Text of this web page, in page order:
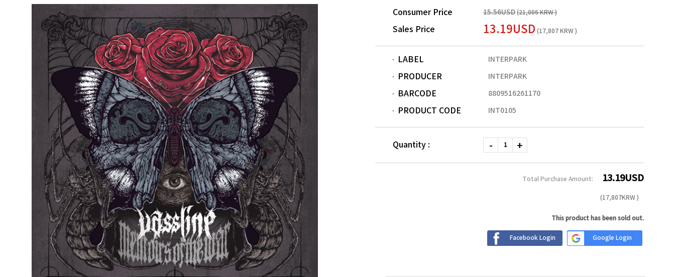
Consumer Price 15.56USD (21,006 KRW )
Sales Price 13.19USD (17,807 KRW )
LABEL INTERPARK
PRODUCER INTERPARK
BARCODE 8809516261170
PRODUCT CODE INT0105
Quantity :
Total Purchase Amount: 13.19USD
(17,807KRW )
This product has been sold out.
Facebook Login Google Login